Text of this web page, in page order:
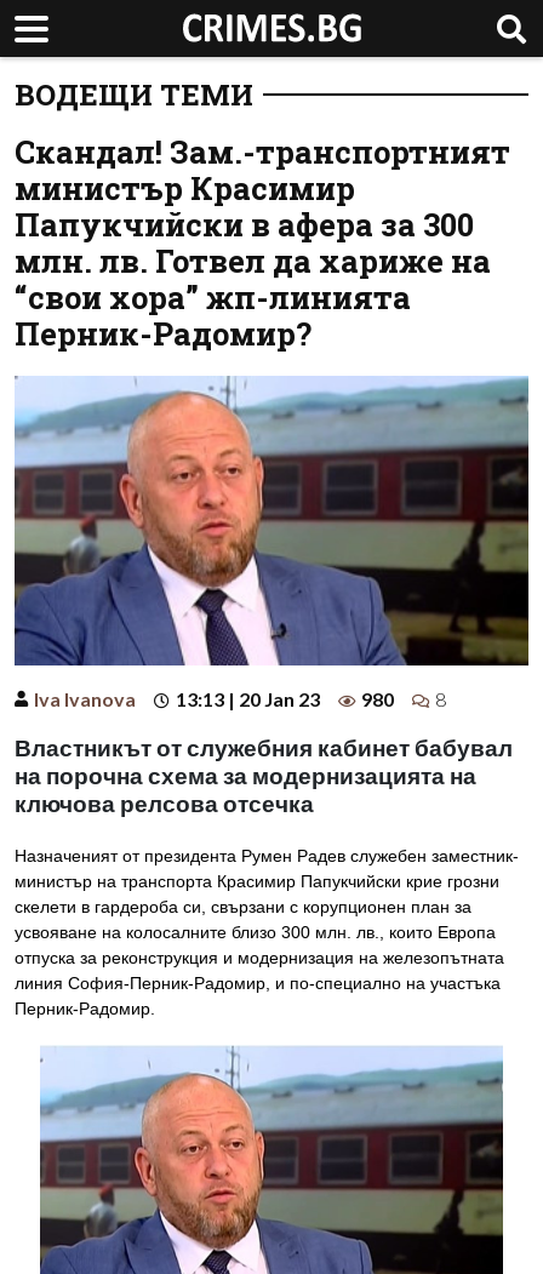
ВОДЕЩИ ТЕМИ
Скандал! Зам.-транспортният
министър Красимир
Папукчийски в афера за 300
млн. лв. Готвел да хариже на
“свои хора” жп-линията
Перник-Радомир?
Iva Ivanova 13:13 | 20 Jan 23 980 8
Властникът от служебния кабинет бабувал
на порочна схема за модернизацията на
ключова релсова отсечка
Назначеният от президента Румен Радев служебен заместник-
министър на транспорта Красимир Папукчийски крие грозни
скелети в гардероба си, свързани с корупционен план за
усвояване на колосалните близо 300 млн. лв., които Европа
отпуска за реконструкция и модернизация на железопътната
линия София-Перник-Радомир, и по-специално на участъка
Перник-Радомир.